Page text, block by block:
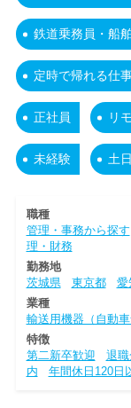
鉄道乗務員・船
定時で帰れる仕
正社員 リ
未経験 土
職種
管理・事務から探す
理・財務
勤務地
茨城県
東京都 愛
業種
輸送用機器（自動車
特徴
第二新卒歓迎
退職
内
年間休日120日